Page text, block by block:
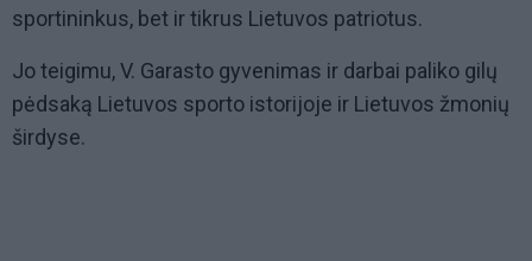
sportininkus, bet ir tikrus Lietuvos patriotus.
Jo teigimu, V. Garasto gyvenimas ir darbai paliko gilų
pėdsaką Lietuvos sporto istorijoje ir Lietuvos žmonių
širdyse.